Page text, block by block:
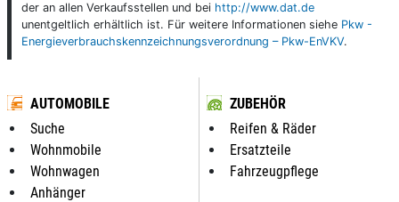
der an allen Verkaufsstellen und bei http://www.dat.de
unentgeltlich erhältlich ist. Für weitere Informationen siehe Pkw -
Energieverbrauchskennzeichnungsverordnung – Pkw-EnVKV.
AUTOMOBILE
Suche
Wohnmobile
Wohnwagen
Anhänger
ZUBEHÖR
Reifen & Räder
Ersatzteile
Fahrzeugpflege